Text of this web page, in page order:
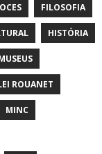
FILOSOFIA
HISTÓRIA
ROUANET
MINC